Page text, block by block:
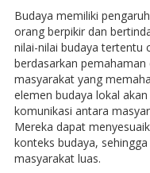
Budaya memiliki
orang berpikir dan
nilai-nilai budaya tertentu
berdasarkan
masyarakat yang
elemen budaya lokal
komunikasi antara
Mereka dapat
konteks budaya,
masyarakat luas.